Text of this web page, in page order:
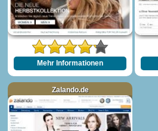
Mehr Informationen
Zalando.de